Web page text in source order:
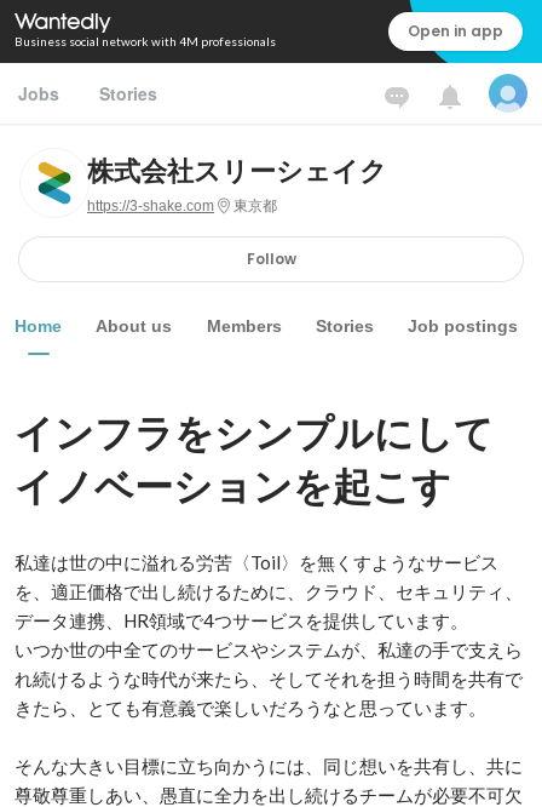
Business social network with 4M professionals Open in app
Jobs Stories
株式会社スリーシェイク
https://3-shake.com 東京都
Follow
Home About us Members Stories Job postings
インフラをシンプルにして
イノベーションを起こす
私達は世の中に溢れる労苦〈Toil〉を無くすようなサービス
を、適正価格で出し続けるために、クラウド、セキュリティ、
データ連携、HR領域で4つサービスを提供しています。
いつか世の中全てのサービスやシステムが、私達の手で支えら
れ続けるような時代が来たら、そしてそれを担う時間を共有で
きたら、とても有意義で楽しいだろうなと思っています。
そんな大きい目標に立ち向かうには、同じ想いを共有し、共に
尊敬尊重しあい、愚直に全力を出し続けるチームが必要不可欠